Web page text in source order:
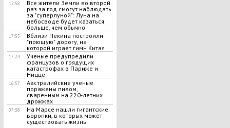
12:58
Все жители Земли во второй
раз за год смогут наблюдать
за "суперлуной": Луна на
небосводе будет казаться
больше, чем обычно
17:55
Вблизи Пекина построили
"поющую" дорогу, на
которой играет гимн Китая
17:24
Ученые предупредили
французов о грядущих
катастрофах в Париже и
Ницце
16:57
Австралийские ученые
поражены пивом,
сваренным на 220-летних
дрожжах
07:38
На Марсе нашли гигантские
воронки, в которых может
существовать жизнь